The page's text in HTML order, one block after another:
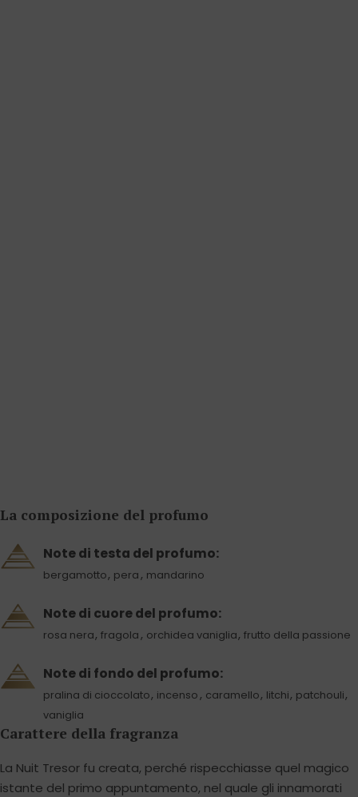
La composizione del profumo
Note di testa del profumo:
bergamotto, pera, mandarino
Note di cuore del profumo:
rosa nera, fragola, orchidea vaniglia, frutto della passione
Note di fondo del profumo:
pralina di cioccolato, incenso , caramello, litchi, patchouli,
vaniglia
Carattere della fragranza
La Nuit Tresor fu creata, perché rispecchiasse quel magico
istante del primo appuntamento, nel quale gli innamorati